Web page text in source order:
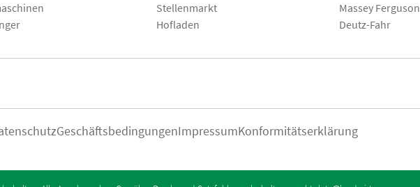
Stellenmarkt
Hofladen
Massey Ferguson
Deutz-Fahr
GeschäftsbedingungenImpressumKonformitätserklärung